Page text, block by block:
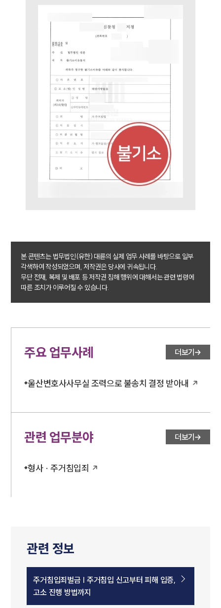
사례분석/최신동향
형사 법률정보
법률지식인
형사소송·상담후기
업무분야
형사그룹 업무
전체
구성원 소개
형사전문변호사
법률 블로그
뉴스레터/브로슈어
세미나
대륜법률상담예약
본 콘텐츠는 법무법인(유한) 대륜의 실제 업무 사례를 바탕으로 일부
각색하여 작성되었으며, 저작권은 당사에 귀속됩니다.
무단 전재, 복제 및 배포 등 저작권 침해 행위에 대해서는 관련 법령에
따른 조치가 이루어질 수 있습니다.
주요 업무사례 더보기
울산변호사사무실 조력으로 불송치 결정 받아내
관련 업무분야 더보기
형사 · 주거침입죄
관련 정보
주거침입죄벌금 | 주거침입 신고부터 피해 입증,
고소 진행 방법까지